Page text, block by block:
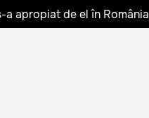
apropiat de el în România